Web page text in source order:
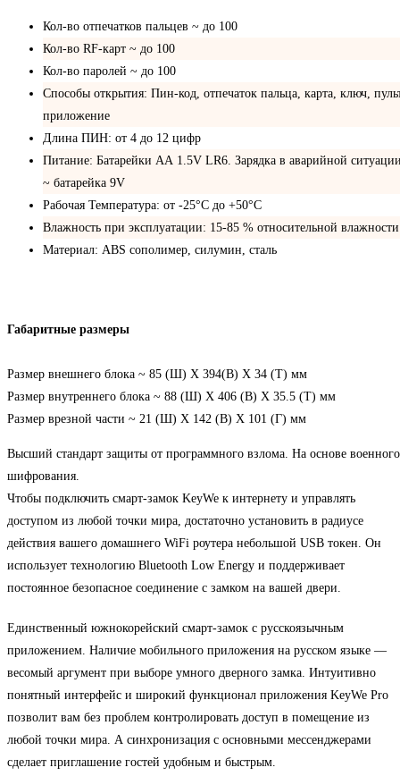
Кол-во отпечатков пальцев ~ до 100
Кол-во RF-карт ~ до 100
Кол-во паролей ~ до 100
Способы открытия: Пин-код, отпечаток пальца, карта, ключ,
приложение
Длина ПИН: от 4 до 12 цифр
Питание: Батарейки АА 1.5V LR6. Зарядка в аварийной
~ батарейка 9V
Рабочая Температура: от -25°С до +50°С
Влажность при эксплуатации: 15-85 % относительной влажности
Материал: ABS сополимер, силумин, сталь
Габаритные размеры
Размер внешнего блока ~ 85 (Ш) X 394(В) X 34 (Т) мм
Размер внутреннего блока ~ 88 (Ш) X 406 (В) Х 35.5 (Т) мм
Размер врезной части ~ 21 (Ш) X 142 (В) X 101 (Г) мм
Высший стандарт защиты от программного взлома. На основе военного
шифрования.
Чтобы подключить смарт-замок KeyWe к интернету и управлять
доступом из любой точки мира, достаточно установить в радиусе
действия вашего домашнего WiFi роутера небольшой USB токен. Он
использует технологию Bluetooth Low Energy и поддерживает
постоянное безопасное соединение с замком на вашей двери.
Единственный южнокорейский смарт-замок с русскоязычным
приложением. Наличие мобильного приложения на русском языке —
весомый аргумент при выборе умного дверного замка. Интуитивно
понятный интерфейс и широкий функционал приложения KeyWe Pro
позволит вам без проблем контролировать доступ в помещение из
любой точки мира. А синхронизация с основными мессенджерами
сделает приглашение гостей удобным и быстрым.